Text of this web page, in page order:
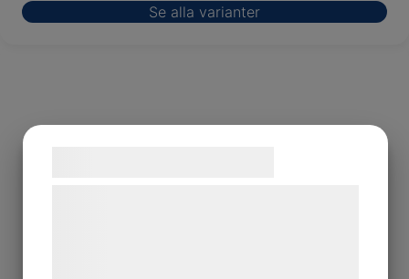
Se alla varianter